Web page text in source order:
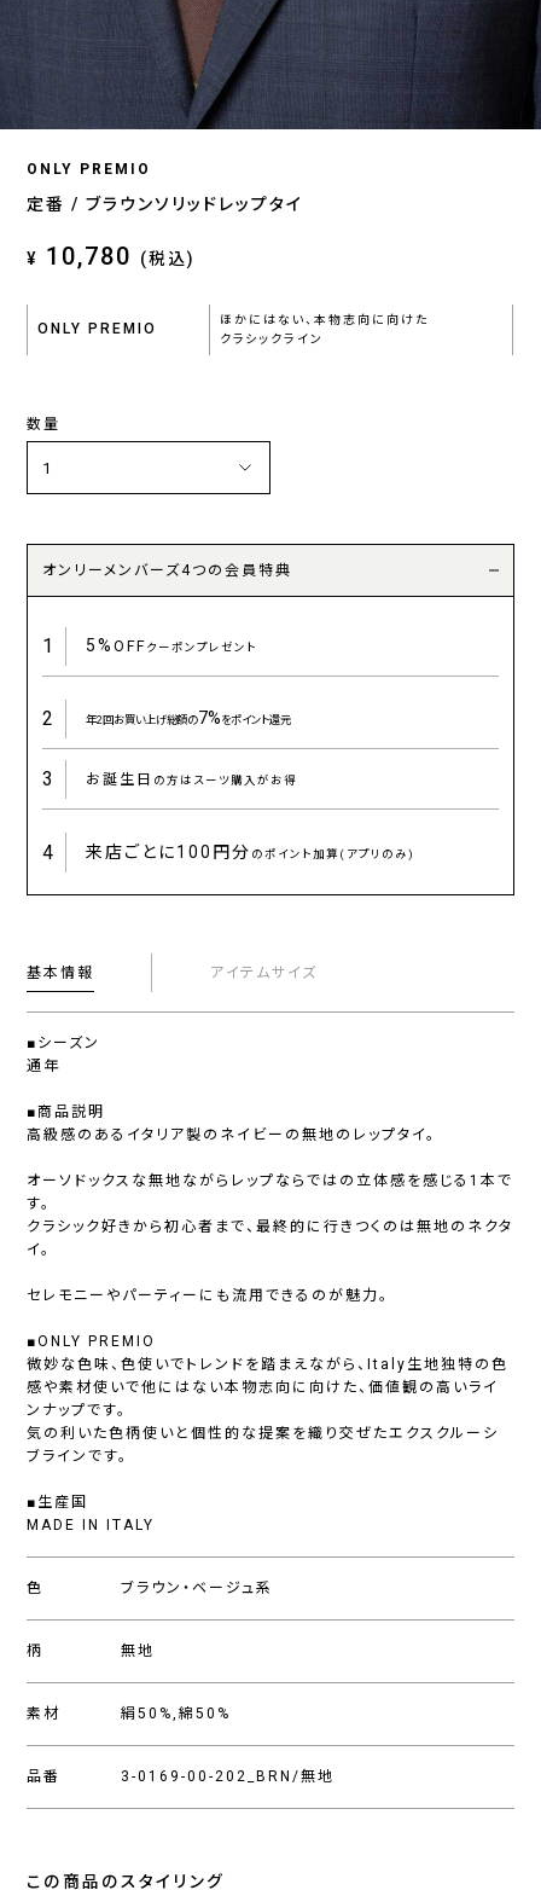
ONLY PREMIO
定番 / ブラウンソリッドレップタイ
¥ 10,780 (税込)
ONLY PREMIO
ほかにはない、本物志向に向けた
クラシックライン
数量
オンリーメンバーズ4つの会員特典
1 5%OFFクーポンプレゼント
2 年2回お買い上げ総額の7%をポイント還元
3 お誕生日 の方はスーツ購入がお得
4 来店ごとに100円分 のポイント加算(アプリのみ)
基本情報 アイテムサイズ
■シーズン
通年
■商品説明
高級感のあるイタリア製のネイビーの無地のレップタイ。
オーソドックスな無地ながらレップならではの立体感を感じる1本で
す。
クラシック好きから初心者まで、最終的に行きつくのは無地のネクタ
イ。
セレモニーやパーティーにも流用できるのが魅力。
■ONLY PREMIO
微妙な色味、色使いでトレンドを踏まえながら、Italy生地独特の色
感や素材使いで他にはない本物志向に向けた、価値観の高いライ
ンナップです。
気の利いた色柄使いと個性的な提案を織り交ぜたエクスクルーシ
ブラインです。
■生産国
MADE IN ITALY
色 ブラウン・ベージュ系
柄 無地
素材 絹50%,綿50%
品番 3-0169-00-202_BRN/無地
この商品のスタイリング